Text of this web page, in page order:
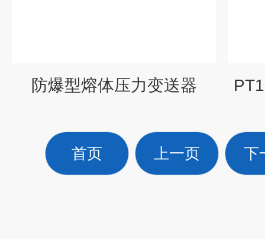
防爆型熔体压力变送器
首页 上一页 下